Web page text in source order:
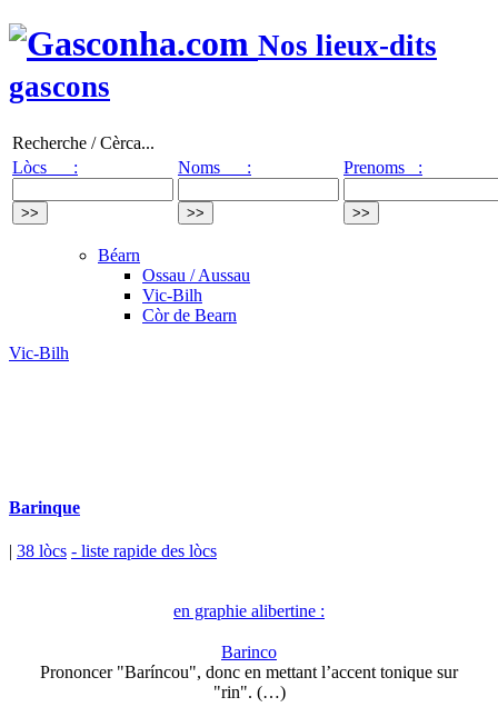
Nos lieux-dits
gascons
Recherche / Cèrca...
Lòcs :
Noms : Prenoms :
Béarn
Ossau / Aussau
Vic-Bilh
Còr de Bearn
Vic-Bilh
Barinque
| 38 lòcs - liste rapide des lòcs
en graphie alibertine :
Barinco
Prononcer "Baríncou", donc en mettant l’accent tonique sur
"rin". (…)